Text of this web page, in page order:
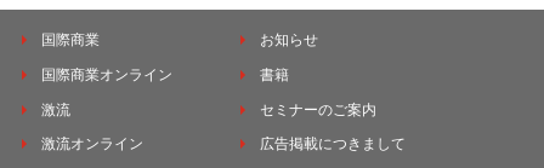
国際商業
国際商業オンライン
激流
激流オンライン
お知らせ
書籍
セミナーのご案内
広告掲載につきまして